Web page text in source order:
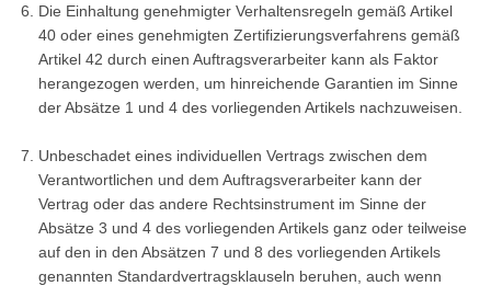
Die Einhaltung genehmigter Verhaltensregeln gemäß Artikel
40 oder eines genehmigten Zertifizierungsverfahrens gemäß
Artikel 42 durch einen Auftragsverarbeiter kann als Faktor
herangezogen werden, um hinreichende Garantien im Sinne
der Absätze 1 und 4 des vorliegenden Artikels nachzuweisen.
Unbeschadet eines individuellen Vertrags zwischen dem
Verantwortlichen und dem Auftragsverarbeiter kann der
Vertrag oder das andere Rechtsinstrument im Sinne der
Absätze 3 und 4 des vorliegenden Artikels ganz oder teilweise
auf den in den Absätzen 7 und 8 des vorliegenden Artikels
genannten Standardvertragsklauseln beruhen, auch wenn